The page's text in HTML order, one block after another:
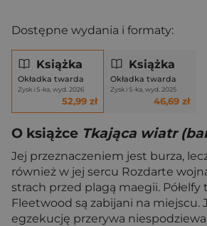
Dostępne wydania i formaty:
Książka
Okładka twarda
Zysk i S-ka, wyd. 2026
52,99 zł
Książka
Okładka twarda
Zysk i S-ka, wyd. 2025
46,69 zł
O książce Tkająca wiatr
Jej przeznaczeniem jest burza,
również w jej sercu Rozdarte
strach przed plagą maegii. Półelfy
Fleetwood są zabijani na miejscu.
egzekucję przerywa